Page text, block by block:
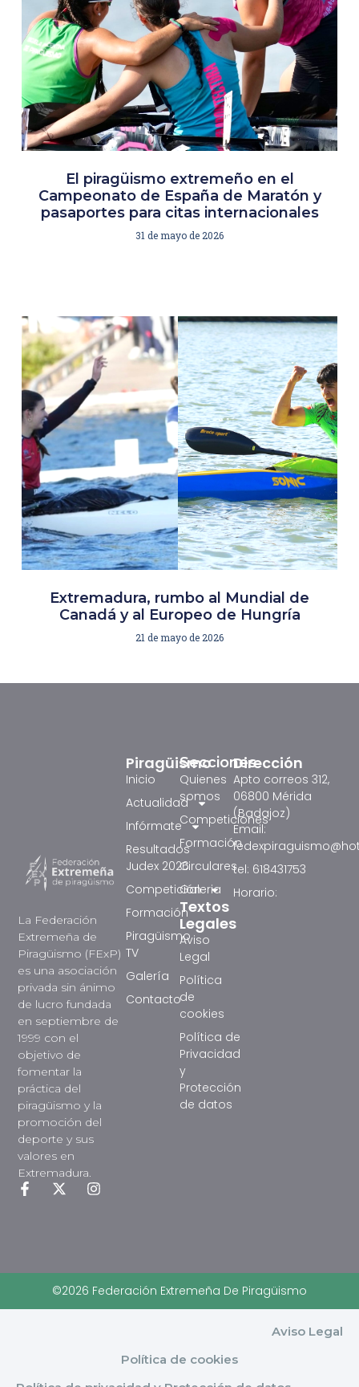
El piragüismo extremeño en el
Campeonato de España de Maratón y
pasaportes para citas internacionales
31 de mayo de 2026
Extremadura, rumbo al Mundial de
Canadá y al Europeo de Hungría
21 de mayo de 2026
La Federación
Extremeña de
Piragüismo (FExP)
es una asociación
privada sin ánimo
de lucro fundada
en septiembre de
1999 con el
objetivo de
fomentar la
práctica del
piragüismo y la
promoción del
deporte y sus
valores en
Extremadura.
Secciones
Quienes
somos
Competiciones
Formación
Circulares
Galeria
Textos
Legales
Aviso
Legal
Política
de
cookies
Política de
Privacidad
y
Protección
de datos
Piragüismo
Inicio
Actualidad
Infórmate
Resultados
Judex 2026
Competición
Formación
Piragüismo
TV
Galería
Contacto
Dirección
Apto correos 312,
06800 Mérida
(Badajoz)
Email:
tel: 618431753
Horario:
©2026 Federación Extremeña De Piragüismo
Aviso Legal
Política de cookies